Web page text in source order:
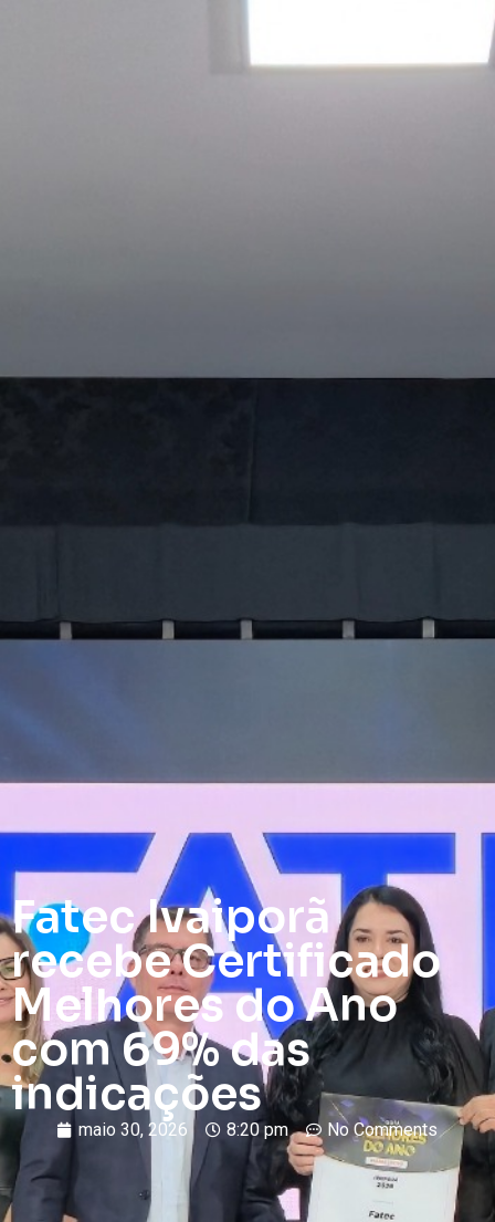
Fatec Ivaiporã
recebe Certificado
Melhores do Ano
com 69% das
indicações
maio 30, 2026 8:20 pm No Comments